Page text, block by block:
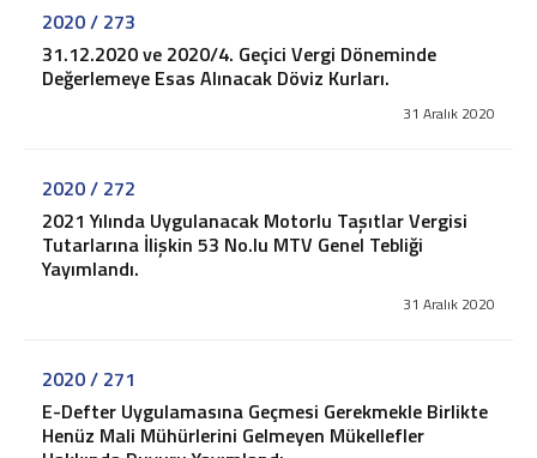
Mali Müşavirlik Hizmetleri
Bağımsız Denetim
Muhasebe Sistemi Revizyonu
Sirküler
2026 - Sirküler
2025 - Sirküler
2021 - Sirküler
2020 - Sirküler
2019 - Sirküler
2020 / 273
31.12.2020 ve 2020/4. Geçici Vergi Döneminde
Değerlemeye Esas Alınacak Döviz Kurları.
31 Aralık 2020
2020 / 272
2021 Yılında Uygulanacak Motorlu Taşıtlar Vergisi
Tutarlarına İlişkin 53 No.lu MTV Genel Tebliği
Yayımlandı.
31 Aralık 2020
2020 / 271
E-Defter Uygulamasına Geçmesi Gerekmekle Birlikte
Henüz Mali Mühürlerini Gelmeyen Mükellefler